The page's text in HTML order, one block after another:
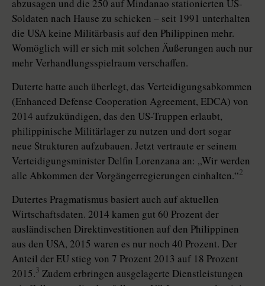
abzusagen und die 250 auf Mindanao stationierten US-
Soldaten nach Hause zu schicken – seit 1991 unterhalten
die USA keine Militärbasis auf den Philippinen mehr.
Womöglich will er sich mit solchen Äußerungen auch nur
mehr Verhandlungsspielraum verschaffen.
Duterte hatte auch überlegt, das Verteidigungsabkommen
(Enhanced Defense Cooperation Agreement, ­EDCA) von
2014 aufzukündigen, das den US-Truppen erlaubt,
philippinische Militärlager zu nutzen und dort sogar
neue Strukturen aufzubauen. Jetzt vertraute er seinem
Verteidigungsminister Delfin Lorenzana an: „Wir werden
alle Abkommen der Vorgängerregierungen einhalten.“2
Dutertes Pragmatismus basiert auch auf aktuellen
Wirtschaftsdaten. 2014 kamen gut 60 Prozent der
ausländischen Direktinvestitionen auf den Philippinen
aus den USA, 2015 waren es nur noch 40 Prozent. Der
Anteil der EU stieg von 7 Prozent 2013 auf 18 Prozent
2015.3 Zudem erbringen ausgelagerte Dienstleistungen